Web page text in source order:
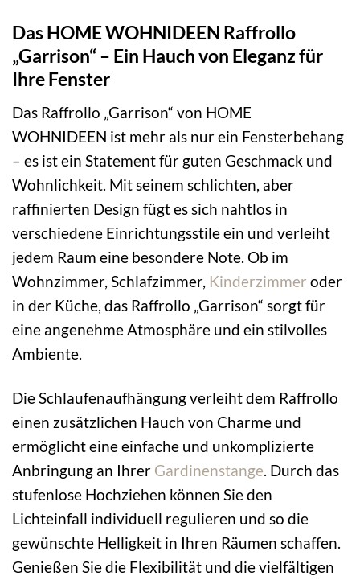
Das HOME WOHNIDEEN Raffrollo
„Garrison“ – Ein Hauch von Eleganz für
Ihre Fenster
Das Raffrollo „Garrison“ von HOME
WOHNIDEEN ist mehr als nur ein Fensterbehang
– es ist ein Statement für guten Geschmack und
Wohnlichkeit. Mit seinem schlichten, aber
raffinierten Design fügt es sich nahtlos in
verschiedene Einrichtungsstile ein und verleiht
jedem Raum eine besondere Note. Ob im
Wohnzimmer, Schlafzimmer, Kinderzimmer oder
in der Küche, das Raffrollo „Garrison“ sorgt für
eine angenehme Atmosphäre und ein stilvolles
Ambiente.
Die Schlaufenaufhängung verleiht dem Raffrollo
einen zusätzlichen Hauch von Charme und
ermöglicht eine einfache und unkomplizierte
Anbringung an Ihrer Gardinenstange. Durch das
stufenlose Hochziehen können Sie den
Lichteinfall individuell regulieren und so die
gewünschte Helligkeit in Ihren Räumen schaffen.
Genießen Sie die Flexibilität und die vielfältigen